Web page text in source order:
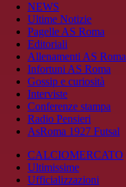
NEWS
Ultime Notizie
Pagelle AS Roma
Editoriali
Allenamenti AS Roma
Infortuni AS Roma
Gossip e curiosità
Interviste
Conferenze stampa
Radio Pensieri
AsRoma 1927 Futsal
CALCIOMERCATO
Ultimissime
Ufficializzazioni